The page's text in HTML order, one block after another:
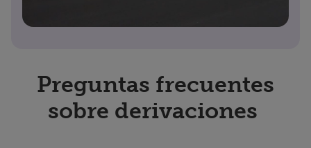
Preguntas frecuentes
sobre derivaciones